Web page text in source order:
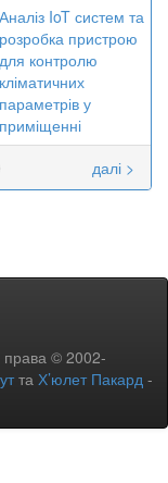
Аналіз IoT систем та
розробка пристрою
для контролю
кліматичних
параметрів у
приміщенні
далі >
права © 2002-
та Х’юлет Пакард -